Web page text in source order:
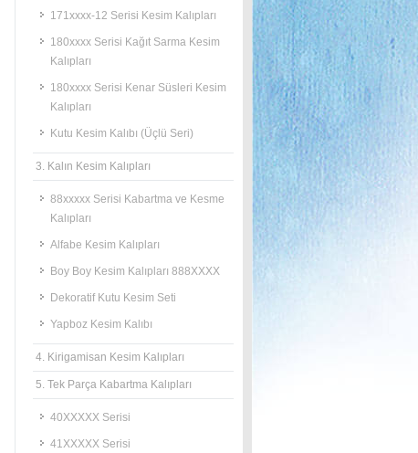
171xxxx-12 Serisi Kesim Kalıpları
180xxxx Serisi Kağıt Sarma Kesim
Kalıpları
180xxxx Serisi Kenar Süsleri Kesim
Kalıpları
Kutu Kesim Kalıbı (Üçlü Seri)
3. Kalın Kesim Kalıpları
88xxxxx Serisi Kabartma ve Kesme
Kalıpları
Alfabe Kesim Kalıpları
Boy Boy Kesim Kalıpları 888XXXX
Dekoratif Kutu Kesim Seti
Yapboz Kesim Kalıbı
4. Kirigamisan Kesim Kalıpları
5. Tek Parça Kabartma Kalıpları
40XXXXX Serisi
41XXXXX Serisi